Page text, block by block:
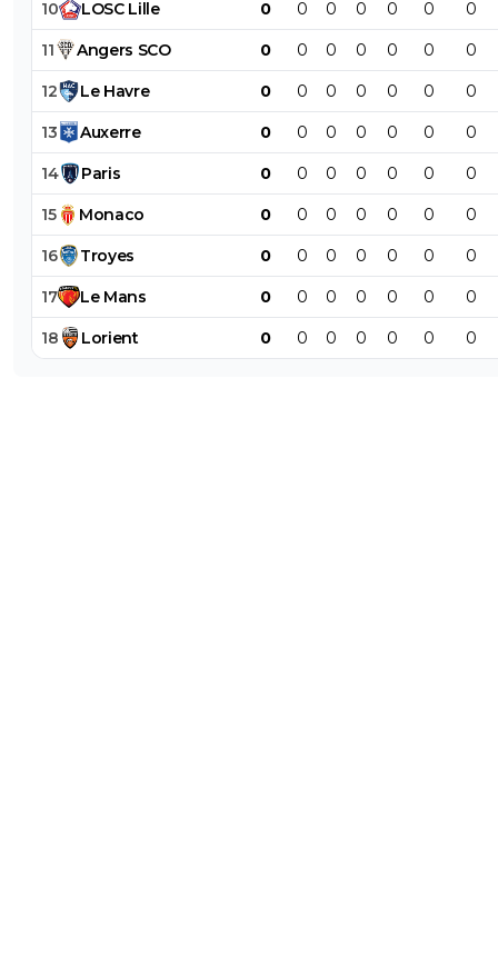
10 LOSC Lille 0 0 0 0 0 0 0
11 Angers SCO 0 0 0 0 0 0 0
12 Le Havre 0 0 0 0 0 0 0
13 Auxerre 0 0 0 0 0 0 0
14 Paris 0 0 0 0 0 0 0
15 Monaco 0 0 0 0 0 0 0
16 Troyes 0 0 0 0 0 0 0
17 Le Mans 0 0 0 0 0 0 0
18 Lorient 0 0 0 0 0 0 0